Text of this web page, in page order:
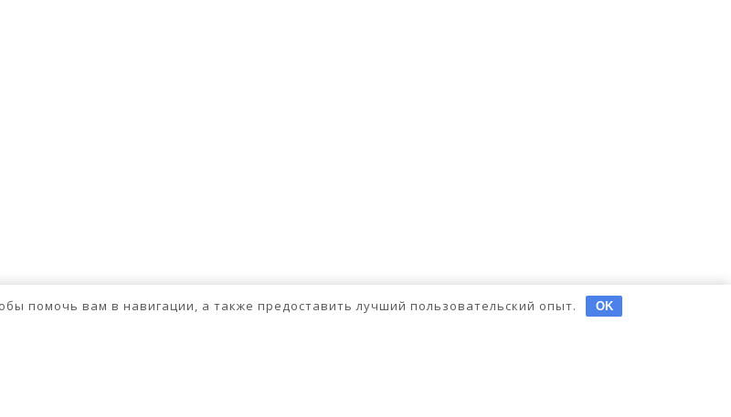
помочь вам в навигации, а также предоставить лучший пользовательский опыт. OK